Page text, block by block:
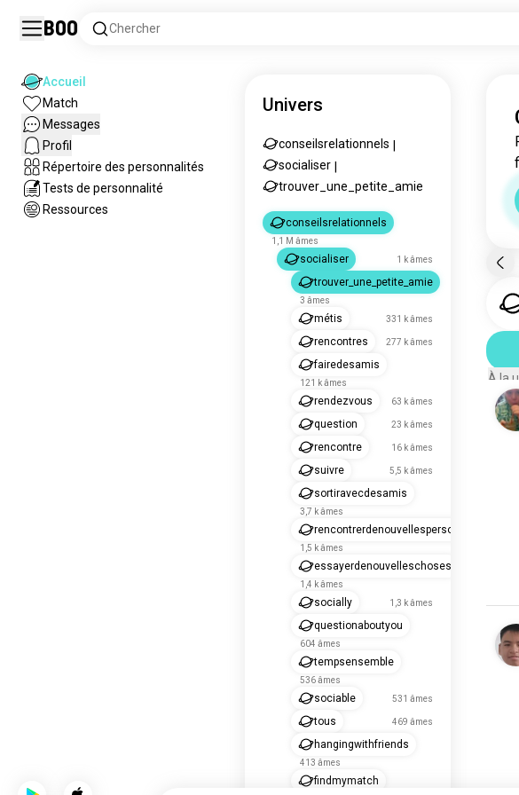
Boo Chercher
Accueil
Match
Messages
Profil
Répertoire des personnalités
Tests de personnalité
Ressources
Univers
conseilsrelationnels
socialiser
trouver_une_petite_amie
conseilsrelationnels
1,1 M âmes
socialiser 1 k âmes
trouver_une_petite_amie
3 âmes
métis 331 k âmes
rencontres 277 k âmes
fairedesamis
121 k âmes
rendezvous 63 k âmes
question 23 k âmes
rencontre 16 k âmes
suivre 5,5 k âmes
sortiravecdesamis
3,7 k âmes
rencontrerdenouvellespersonnes
1,5 k âmes
essayerdenouvelleschoses
1,4 k âmes
socially 1,3 k âmes
questionaboutyou
604 âmes
tempsensemble
536 âmes
sociable 531 âmes
tous 469 âmes
hangingwithfriends
413 âmes
findmymatch
À la